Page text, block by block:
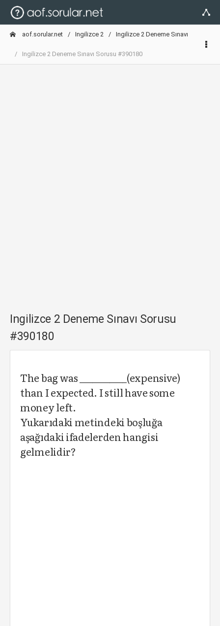
aof.sorular.net Ingilizce 2 Ingilizce 2 Deneme Sınavı
Ingilizce 2 Deneme Sınavı Sorusu #390180
Ingilizce 2 Deneme Sınavı Sorusu
#390180
The bag was ___________(expensive)
than I expected. I still have some
money left.
Yukarıdaki metindeki boşluğa
aşağıdaki ifadelerden hangisi
gelmelidir?